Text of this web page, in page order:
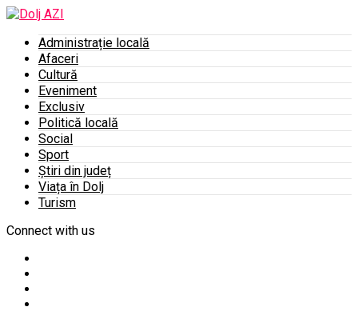
Administrație locală
Afaceri
Cultură
Eveniment
Exclusiv
Politică locală
Social
Sport
Știri din județ
Viața în Dolj
Turism
Connect with us